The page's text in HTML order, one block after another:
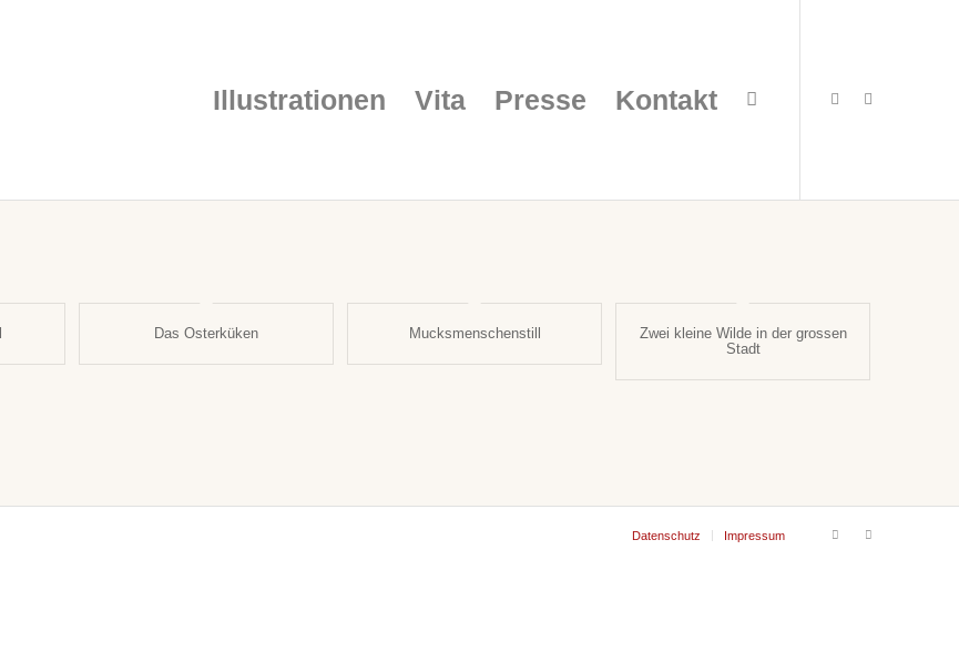
Illustrationen Vita Presse Kontakt
Das Osterküken Mucksmenschenstill
Zwei kleine Wilde in der grossen
Stadt
Datenschutz Impressum